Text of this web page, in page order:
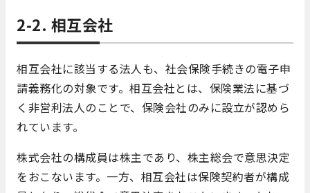
2-2. 相互会社
相互会社に該当する法人も、社会保険手続きの電子申
請義務化の対象です。相互会社とは、保険業法に基づ
く非営利法人のことで、保険会社のみに設立が認めら
れています。
株式会社の構成員は株主であり、株主総会で意思決定
をおこないます。一方、相互会社は保険契約者が構成